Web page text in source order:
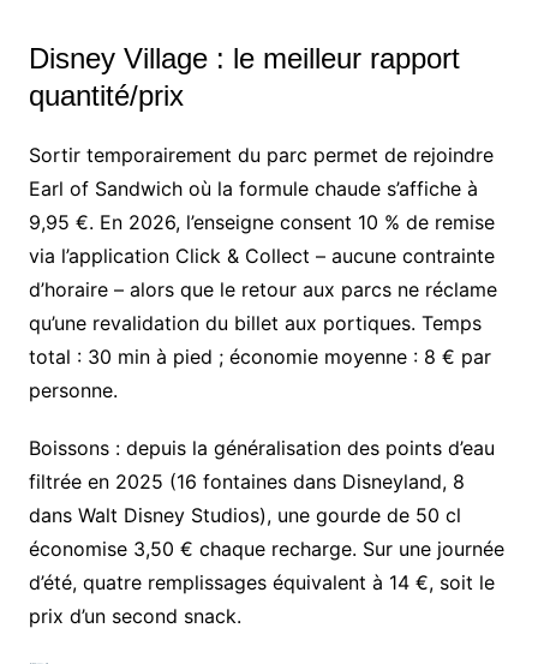
Disney Village : le meilleur rapport
quantité/prix
Sortir temporairement du parc permet de rejoindre
Earl of Sandwich où la formule chaude s’affiche à
9,95 €. En 2026, l’enseigne consent 10 % de remise
via l’application Click & Collect – aucune contrainte
d’horaire – alors que le retour aux parcs ne réclame
qu’une revalidation du billet aux portiques. Temps
total : 30 min à pied ; économie moyenne : 8 € par
personne.
Boissons : depuis la généralisation des points d’eau
filtrée en 2025 (16 fontaines dans Disneyland, 8
dans Walt Disney Studios), une gourde de 50 cl
économise 3,50 € chaque recharge. Sur une journée
d’été, quatre remplissages équivalent à 14 €, soit le
prix d’un second snack.